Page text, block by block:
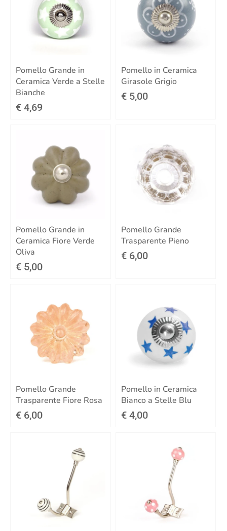
Pomello Grande in
Ceramica Verde a Stelle
Bianche
€ 4,69
Pomello in Ceramica
Girasole Grigio
€ 5,00
Pomello Grande in
Ceramica Fiore Verde
Oliva
€ 5,00
Pomello Grande
Trasparente Pieno
€ 6,00
Pomello Grande
Trasparente Fiore Rosa
€ 6,00
Pomello in Ceramica
Bianco a Stelle Blu
€ 4,00